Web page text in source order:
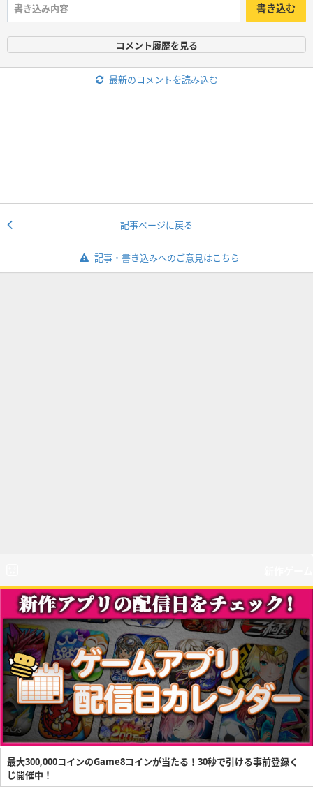
書き込む
コメント履歴を見る
最新のコメントを読み込む
記事ページに戻る
記事・書き込みへのご意見はこちら
最大300,000コインのGame8コインが当たる！30秒で引ける事前登録く
じ開催中！